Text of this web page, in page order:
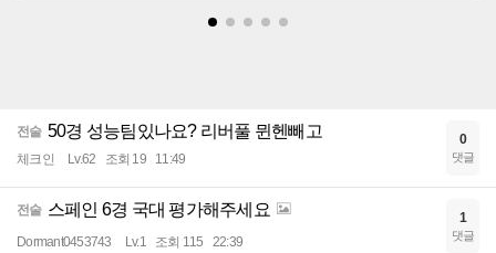
전술 50경 성능팀있나요? 리버풀 뮌헨빼고
체크인 Lv.62 조회 19 11:49
0
댓글
전술 스페인 6경 국대 평가해주세요
Dormant0453743 Lv.1 조회 115 22:39
1
댓글